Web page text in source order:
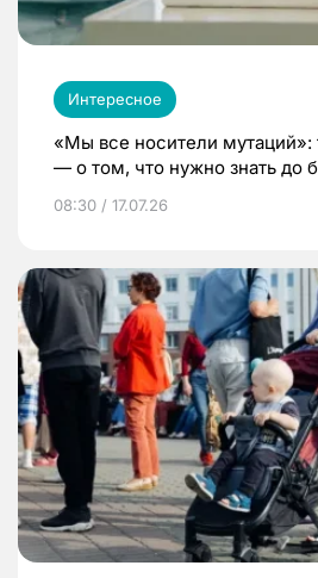
Интересное
«Мы все носители мутаций»:
— о том, что нужно знать до
08:30 / 17.07.26